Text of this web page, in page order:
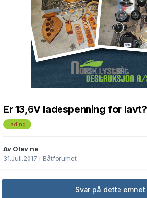
Er 13,6V ladespenning for lavt?
lading
Av Olevine
31.Juli.2017 i Båtforumet
Svar på dette emnet